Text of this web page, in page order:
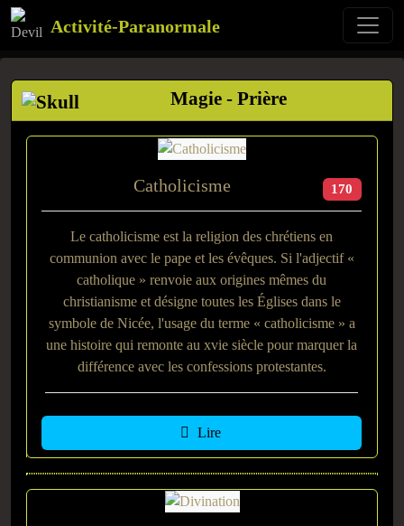
Activité-Paranormale
Magie - Prière
Catholicisme 170
Le catholicisme est la religion des chrétiens en
communion avec le pape et les évêques. Si l'adjectif «
catholique » renvoie aux origines mêmes du
christianisme et désigne toutes les Églises dans le
symbole de Nicée, l'usage du terme « catholicisme » a
une histoire qui remonte au xvie siècle pour marquer la
différence avec les confessions protestantes.
Lire